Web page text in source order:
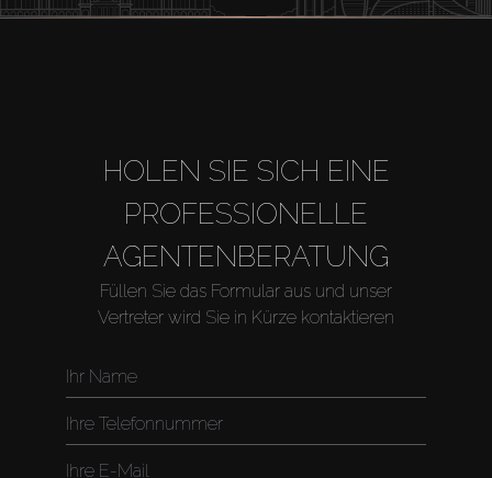
Off-Plan
About Us
HOLEN SIE SICH EINE
PROFESSIONELLE
AGENTENBERATUNG
Füllen Sie das Formular aus und unser
Vertreter wird Sie in Kürze kontaktieren